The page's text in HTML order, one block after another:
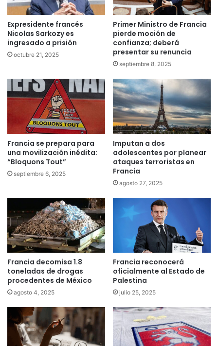
Expresidente francés
Nicolas Sarkozy es
ingresado a prisión
octubre 21, 2025
Primer Ministro de Francia
pierde moción de
confianza; deberá
presentar su renuncia
septiembre 8, 2025
Francia se prepara para
una movilización inédita:
“Bloquons Tout”
septiembre 6, 2025
Imputan a dos
adolescentes por planear
ataques terroristas en
Francia
agosto 27, 2025
Francia decomisa 1.8
toneladas de drogas
procedentes de México
agosto 4, 2025
Francia reconocerá
oficialmente al Estado de
Palestina
julio 25, 2025